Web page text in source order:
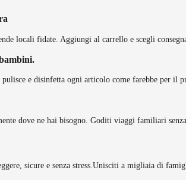
locali fidate. Aggiungi al carrello e scegli
e disinfetta ogni articolo come farebbe per il
dove ne hai bisogno. Goditi viaggi familiari
sicure e senza stress.Unisciti a migliaia di